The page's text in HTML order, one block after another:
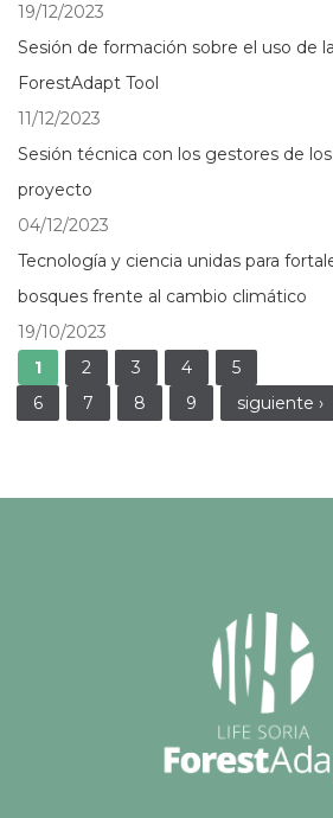
19/12/2023
Sesión de formación sobre el uso de
ForestAdapt Tool
11/12/2023
Sesión técnica con los gestores de
proyecto
04/12/2023
Tecnología y ciencia unidas para
bosques frente al cambio climático
19/10/2023
Páginas
1 2 3 4
5
6
7 8 9 siguiente ›